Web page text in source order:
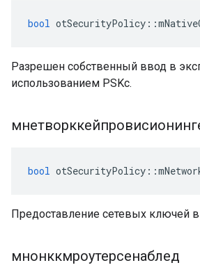
bool otSecurityPolicy ::
Разрешен собственный ввод в
использованием PSKc.
bool otSecurityPolicy ::
Предоставление сетевых ключей
мнонккмроутерсенаблед